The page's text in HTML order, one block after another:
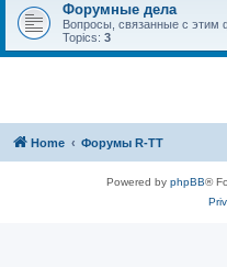
Форумные дела
Вопросы, связанные с этим
Topics: 3
Home Форумы R-TT
Powered by phpBB®